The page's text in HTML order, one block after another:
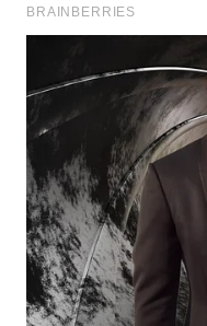
WAHANA
OTOMOTIF
WAHANA
HEALTH
WAHANA
DESA
WISATA
LAPAK
WAHANA